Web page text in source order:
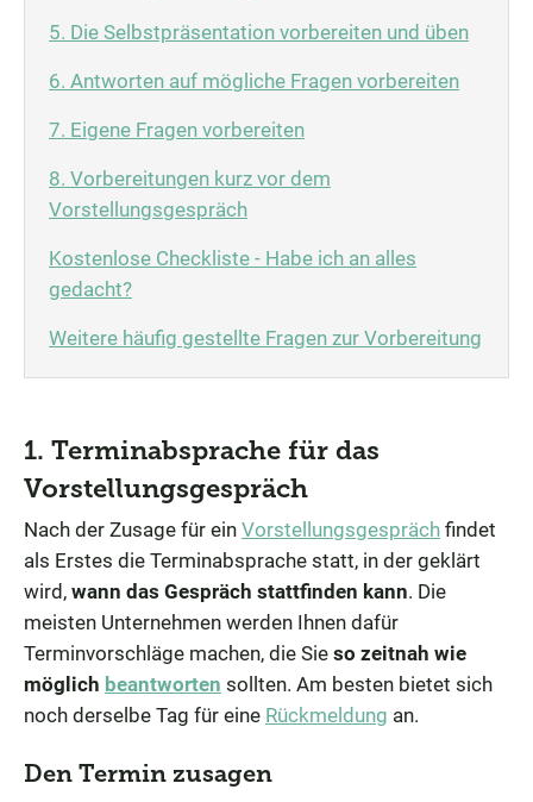
5. Die Selbstpräsentation vorbereiten und üben
6. Antworten auf mögliche Fragen vorbereiten
7. Eigene Fragen vorbereiten
8. Vorbereitungen kurz vor dem
Vorstellungsgespräch
Kostenlose Checkliste - Habe ich an alles
gedacht?
Weitere häufig gestellte Fragen zur Vorbereitung
1. Terminabsprache für das
Vorstellungsgespräch
Nach der Zusage für ein Vorstellungsgespräch findet
als Erstes die Terminabsprache statt, in der geklärt
wird, wann das Gespräch stattfinden kann. Die
meisten Unternehmen werden Ihnen dafür
Terminvorschläge machen, die Sie so zeitnah wie
möglich beantworten sollten. Am besten bietet sich
noch derselbe Tag für eine Rückmeldung an.
Den Termin zusagen